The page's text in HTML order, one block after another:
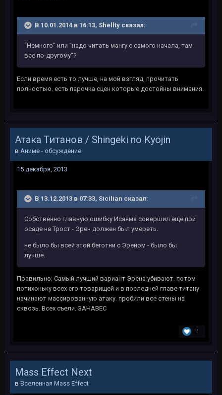
В 10.01.2014 в 16:13, Shellty сказал:
"Немного" или "надо читать мангу с самого начала, там
все по-другому"?
Если время есть то лучше, на мой взгляд, прочитать
полностью. есть парочка сцен которые достойны внимания.
Атака Титанов / Shingeki no Kyojin
в Аниме - обсуждение
15 декабря, 2013
В 13.12.2013 в 07:33, Sicilian сказал:
Собственно главную ошибку Исаяма совершил ещё при
осаде на Трост - Эрен должен был умереть.
не было бы всей этой беготни с Эреном - было бы
лучше.
Правильно. Самый лучший вариант Эрена убивают. потом
потихоньку всех его товарищей и в последней главе титану
начинают массированную атаку. пробили все стены на
сквозь. Всех съели. ЗАНАВЕС
1
Mass Effect Next
в Вселенная Mass Effect